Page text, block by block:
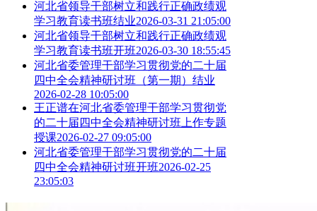
河北省领导干部树立和践行正确政绩观
学习教育读书班结业2026-03-31 21:05:00
河北省领导干部树立和践行正确政绩观
学习教育读书班开班2026-03-30 18:55:45
河北省委管理干部学习贯彻党的二十届
四中全会精神研讨班（第一期）结业
2026-02-28 10:05:00
王正谱在河北省委管理干部学习贯彻党
的二十届四中全会精神研讨班上作专题
授课2026-02-27 09:05:00
河北省委管理干部学习贯彻党的二十届
四中全会精神研讨班开班2026-02-25
23:05:03